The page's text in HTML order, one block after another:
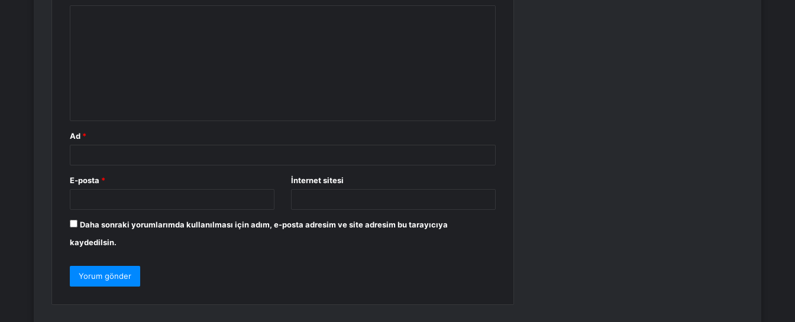
Ad *
E-posta * İnternet sitesi
Daha sonraki yorumlarımda kullanılması için adım, e-posta adresim ve site adresim bu tarayıcıya
kaydedilsin.